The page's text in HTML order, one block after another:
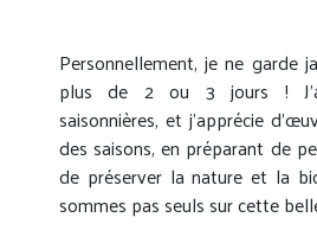
Personnellement, je ne garde
plus de 2 ou 3 jours !
saisonnières, et j’apprécie
des saisons, en préparant de
de préserver la nature et la
sommes pas seuls sur cette